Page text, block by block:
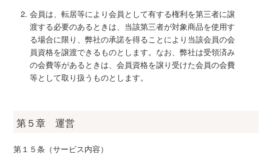
会員は、転居等により会員として有する権利を第三者に譲
渡する必要のあるときは、当該第三者が対象商品を使用す
る場合に限り、弊社の承諾を得ることにより当該会員の会
員資格を譲渡できるものとします。なお、弊社は受領済み
の会費等があるときは、会員資格を譲り受けた会員の会費
等として取り扱うものとします。
第５章 運営
第１５条（サービス内容）